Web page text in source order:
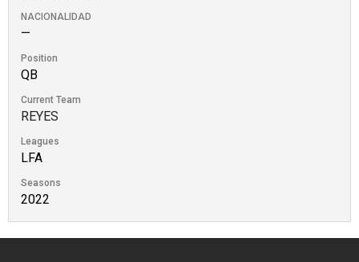
NACIONALIDAD
—
Position
QB
Current Team
REYES
Leagues
LFA
Seasons
2022